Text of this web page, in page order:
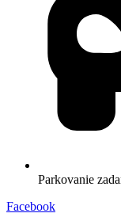
Parkovanie
Facebook